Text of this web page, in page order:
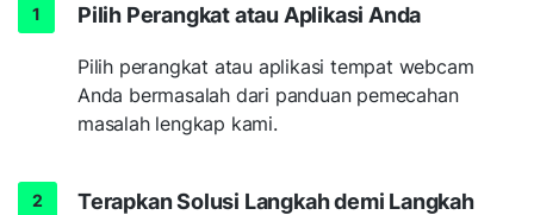
Pilih Perangkat atau Aplikasi Anda
Pilih perangkat atau aplikasi tempat webcam
Anda bermasalah dari panduan pemecahan
masalah lengkap kami.
Terapkan Solusi Langkah demi Langkah